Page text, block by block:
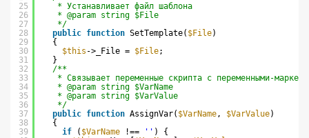
25
26
27
28
29
30
31
32
33
34
35
36
37
38
39
* Устанавливает файл шаблона
* @param string $File
*/
public function SetTemplate( $File)
{
$this ->_File = $File;
}
/**
* Связывает переменные скрипта с переменными-
* @param string $VarName
* @param string $VarValue
*/
public function AssignVar( $VarName, $VarValue)
{
if
( $VarName !== '' ) {